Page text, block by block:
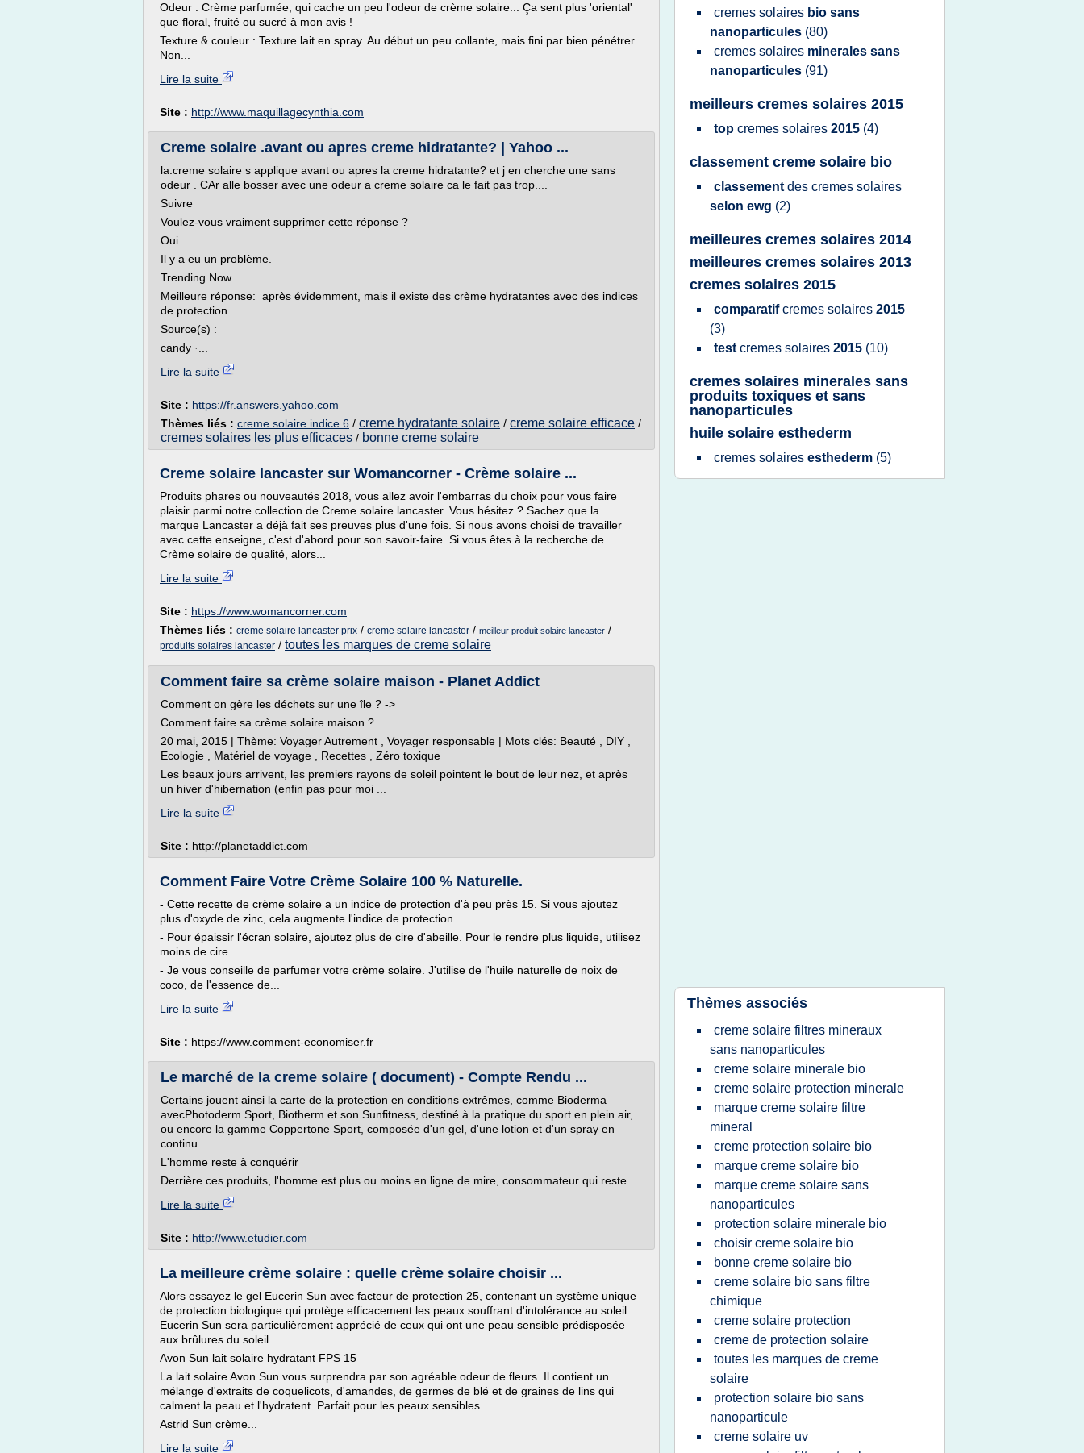
Odeur : Crème parfumée, qui cache un peu l'odeur de crème solaire... Ça sent plus 'oriental'
que floral, fruité ou sucré à mon avis !
Texture & couleur : Texture lait en spray. Au début un peu collante, mais fini par bien pénétrer.
Non...
Lire la suite
Site : http://www.maquillagecynthia.com
Creme solaire .avant ou apres creme hidratante? | Yahoo ...
la.creme solaire s applique avant ou apres la creme hidratante? et j en cherche une sans
odeur . CAr alle bosser avec une odeur a creme solaire ca le fait pas trop....
Suivre
Voulez-vous vraiment supprimer cette réponse ?
Oui
Il y a eu un problème.
Trending Now
Meilleure réponse: après évidemment, mais il existe des crème hydratantes avec des indices
de protection
Source(s) :
candy ·...
Lire la suite
Site : https://fr.answers.yahoo.com
Thèmes liés : creme solaire indice 6 / creme hydratante solaire / creme solaire efficace /
cremes solaires les plus efficaces / bonne creme solaire
Creme solaire lancaster sur Womancorner - Crème solaire ...
Produits phares ou nouveautés 2018, vous allez avoir l'embarras du choix pour vous faire
plaisir parmi notre collection de Creme solaire lancaster. Vous hésitez ? Sachez que la
marque Lancaster a déjà fait ses preuves plus d'une fois. Si nous avons choisi de travailler
avec cette enseigne, c'est d'abord pour son savoir-faire. Si vous êtes à la recherche de
Crème solaire de qualité, alors...
Lire la suite
Site : https://www.womancorner.com
Thèmes liés : creme solaire lancaster prix / creme solaire lancaster / meilleur produit solaire lancaster /
produits solaires lancaster / toutes les marques de creme solaire
Comment faire sa crème solaire maison - Planet Addict
Comment on gère les déchets sur une île ? ->
Comment faire sa crème solaire maison ?
20 mai, 2015 | Thème: Voyager Autrement , Voyager responsable | Mots clés: Beauté , DIY ,
Ecologie , Matériel de voyage , Recettes , Zéro toxique
Les beaux jours arrivent, les premiers rayons de soleil pointent le bout de leur nez, et après
un hiver d'hibernation (enfin pas pour moi ...
Lire la suite
Site : http://planetaddict.com
Comment Faire Votre Crème Solaire 100 % Naturelle.
- Cette recette de crème solaire a un indice de protection d'à peu près 15. Si vous ajoutez
plus d'oxyde de zinc, cela augmente l'indice de protection.
- Pour épaissir l'écran solaire, ajoutez plus de cire d'abeille. Pour le rendre plus liquide, utilisez
moins de cire.
- Je vous conseille de parfumer votre crème solaire. J'utilise de l'huile naturelle de noix de
coco, de l'essence de...
Lire la suite
Site : https://www.comment-economiser.fr
Le marché de la creme solaire ( document) - Compte Rendu ...
Certains jouent ainsi la carte de la protection en conditions extrêmes, comme Bioderma
avecPhotoderm Sport, Biotherm et son Sunfitness, destiné à la pratique du sport en plein air,
ou encore la gamme Coppertone Sport, composée d'un gel, d'une lotion et d'un spray en
continu.
L'homme reste à conquérir
Derrière ces produits, l'homme est plus ou moins en ligne de mire, consommateur qui reste...
Lire la suite
Site : http://www.etudier.com
La meilleure crème solaire : quelle crème solaire choisir ...
Alors essayez le gel Eucerin Sun avec facteur de protection 25, contenant un système unique
de protection biologique qui protège efficacement les peaux souffrant d'intolérance au soleil.
Eucerin Sun sera particulièrement apprécié de ceux qui ont une peau sensible prédisposée
aux brûlures du soleil.
Avon Sun lait solaire hydratant FPS 15
La lait solaire Avon Sun vous surprendra par son agréable odeur de fleurs. Il contient un
mélange d'extraits de coquelicots, d'amandes, de germes de blé et de graines de lins qui
calment la peau et l'hydratent. Parfait pour les peaux sensibles.
Astrid Sun crème...
Lire la suite
cremes solaires bio sans
nanoparticules (80)
cremes solaires minerales sans
nanoparticules (91)
meilleurs cremes solaires 2015
top cremes solaires 2015 (4)
classement creme solaire bio
classement des cremes solaires
selon ewg (2)
meilleures cremes solaires 2014
meilleures cremes solaires 2013
cremes solaires 2015
comparatifcremes solaires 2015
(3)
test cremes solaires 2015 (10)
cremes solaires minerales sans
produits toxiques et sans
nanoparticules
huile solaire esthederm
cremes solaires esthederm (5)
Thèmes associés
creme solaire filtres mineraux
sans nanoparticules
creme solaire minerale bio
creme solaire protection minerale
marque creme solaire filtre
mineral
creme protection solaire bio
marque creme solaire bio
marque creme solaire sans
nanoparticules
protection solaire minerale bio
choisir creme solaire bio
bonne creme solaire bio
creme solaire bio sans filtre
chimique
creme solaire protection
creme de protection solaire
toutes les marques de creme
solaire
protection solaire bio sans
nanoparticule
creme solaire uv